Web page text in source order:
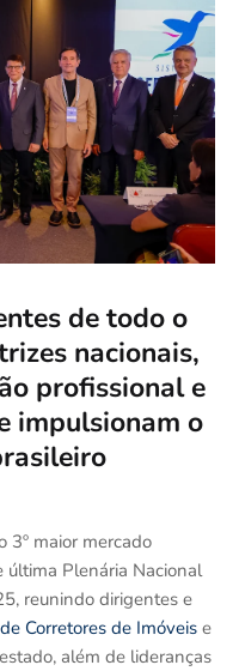
de todo o
nacionais,
profissional e
impulsionam o
3º maior mercado
última Plenária Nacional
reunindo dirigentes e
Corretores de Imóveis e
além de lideranças